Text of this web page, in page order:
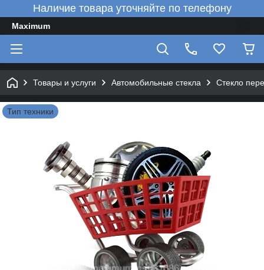
Наличие товара уточняйте по телефону
Maximum
Товары и услуги Автомобильные стекла Стекло
Тип техники